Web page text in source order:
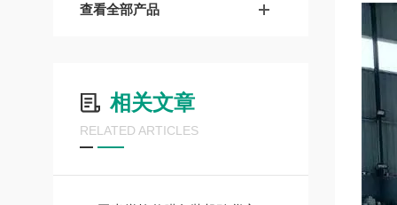
查看全部产品
相关文章
RELATED ARTICLES